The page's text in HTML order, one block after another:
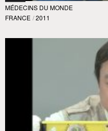
MÉDECINS DU MONDE
FRANCE / 2011